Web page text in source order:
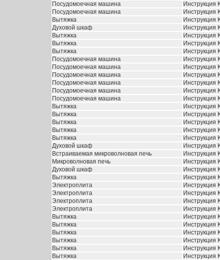
Посудомоечная машина
Инструкция
Посудомоечная машина
Инструкция
Вытяжка
Инструкция
Духовой шкаф
Инструкция
Вытяжка
Инструкция
Вытяжка
Инструкция
Вытяжка
Инструкция
Посудомоечная машина
Инструкция
Посудомоечная машина
Инструкция
Посудомоечная машина
Инструкция
Посудомоечная машина
Инструкция
Посудомоечная машина
Инструкция
Посудомоечная машина
Инструкция
Вытяжка
Инструкция
Вытяжка
Инструкция
Вытяжка
Инструкция
Вытяжка
Инструкция
Вытяжка
Инструкция
Духовой шкаф
Инструкция
Встраиваемая микроволновая печь
Инструкция
Микроволновая печь
Инструкция
Духовой шкаф
Инструкция
Вытяжка
Инструкция
Электроплита
Инструкция
Электроплита
Инструкция
Электроплита
Инструкция
Электроплита
Инструкция
Вытяжка
Инструкция
Вытяжка
Инструкция
Вытяжка
Инструкция
Вытяжка
Инструкция
Вытяжка
Инструкция
Вытяжка
Инструкция